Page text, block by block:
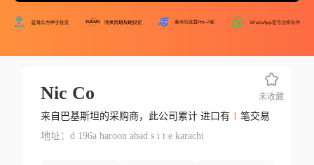
Nic Co
来自巴基斯坦的采购商，此公司累计 进口有 1 笔交易
地址：d 196a haroon abad s i t e karachi
未收藏